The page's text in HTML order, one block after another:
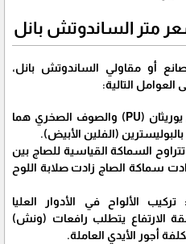
متر الساندوتش بانل
أو مقاولي الساندوتش بانل،
التالية:
​نوع الحشوة العازلة: البولي يوريثان (PU) والصوف الصخري هما
(الفلين الأبيض).
السماكة القياسية للصاج بين
وكلما زادت سماكة الصاج زادت صلابة اللوح
الألواح في الأدوار العليا
الارتفاع يتطلب رافعات (ونش)
أجور الأيدي العاملة.